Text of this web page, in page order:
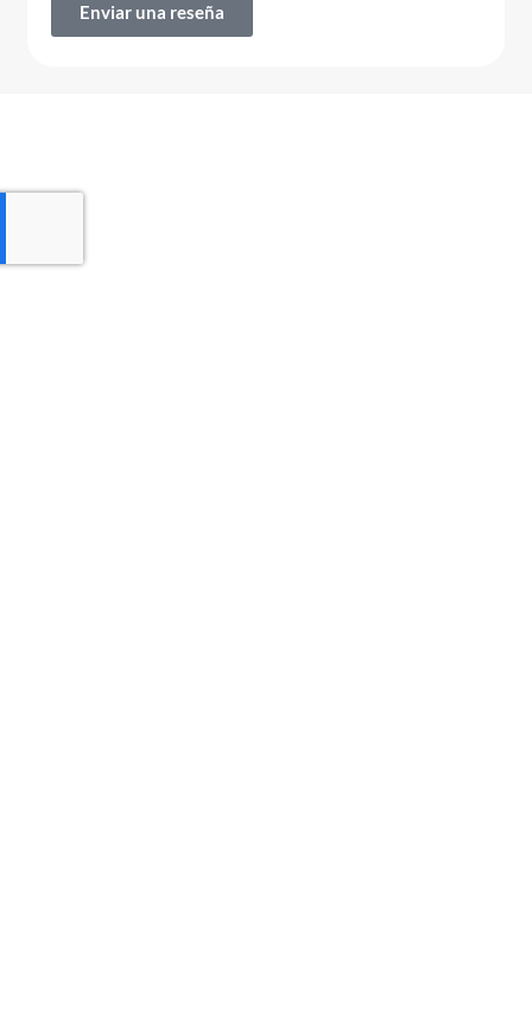
Enviar una reseña